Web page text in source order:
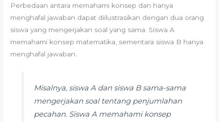
Perbedaan antara memahami konsep dan hanya
menghafal jawaban dapat diilustrasikan dengan dua orang
siswa yang mengerjakan soal yang sama. Siswa A
memahami konsep matematika, sementara siswa B hanya
menghafal jawaban.
Misalnya, siswa A dan siswa B sama-sama
mengerjakan soal tentang penjumlahan
pecahan. Siswa A memahami konsep